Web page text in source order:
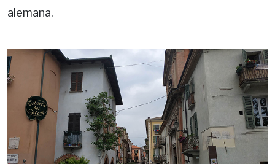
alemana.